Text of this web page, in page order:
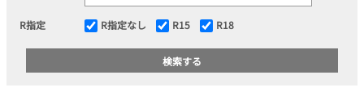
R指定 R指定なし R15 R18